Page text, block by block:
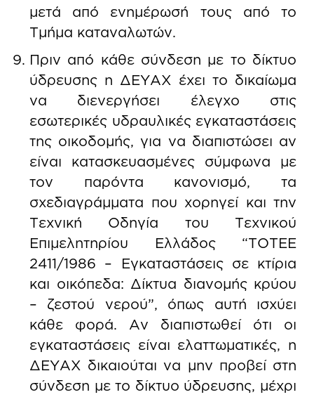
μετά από ενημέρωσή τους από το
Τμήμα καταναλωτών.
Πριν από κάθε σύνδεση με το δίκτυο
ύδρευσης η ΔΕΥΑΧ έχει το δικαίωμα
να διενεργήσει έλεγχο στις
εσωτερικές υδραυλικές εγκαταστάσεις
της οικοδομής, για να διαπιστώσει αν
είναι κατασκευασμένες σύμφωνα με
τον παρόντα κανονισμό, τα
σχεδιαγράμματα που χορηγεί και την
Τεχνική Οδηγία του Τεχνικού
Επιμελητηρίου Ελλάδος “ΤΟΤΕΕ
2411/1986 – Εγκαταστάσεις σε κτίρια
και οικόπεδα: Δίκτυα διανομής κρύου
– ζεστού νερού”, όπως αυτή ισχύει
κάθε φορά. Αν διαπιστωθεί ότι οι
εγκαταστάσεις είναι ελαττωματικές, η
ΔΕΥΑΧ δικαιούται να μην προβεί στη
σύνδεση με το δίκτυο ύδρευσης, μέχρι